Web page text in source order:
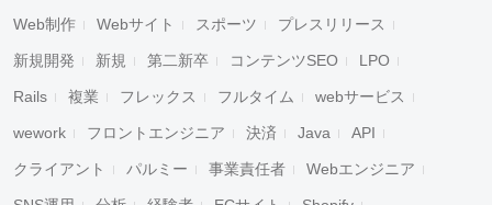
Web制作 Webサイト スポーツ プレスリリース
新規開発 新規 第二新卒 コンテンツSEO LPO
Rails 複業 フレックス フルタイム webサービス
wework フロントエンジニア 決済 Java API
クライアント パルミー 事業責任者 Webエンジニア